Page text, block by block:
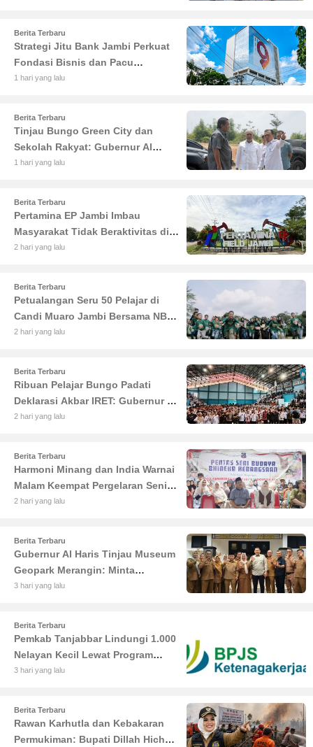
Berita Terbaru
Strategi Jitu Bank Jambi Perkuat
Fondasi Bisnis dan Pacu
Pertumbuhan Ekonomi Jambi
1 hari yang lalu
Berita Terbaru
Tinjau Bungo Green City dan
Sekolah Rakyat: Gubernur Al
Haris Tekankan Sinergi
1 hari yang lalu
Berita Terbaru
Pertamina EP Jambi Imbau
Masyarakat Tidak Beraktivitas di
Atas Jalur Pipa Migas Demi
2 hari yang lalu
Berita Terbaru
Petualangan Seru 50 Pelajar di
Candi Muaro Jambi Bersama NBT
Coal Group
2 hari yang lalu
Berita Terbaru
Ribuan Pelajar Bungo Padati
Deklarasi Akbar IRET: Gubernur Al
Haris Sentil Bahaya Judi Online
2 hari yang lalu
Berita Terbaru
Harmoni Minang dan India Warnai
Malam Keempat Pergelaran Seni
Budaya di Alun-Alun Kuala
2 hari yang lalu
Berita Terbaru
Gubernur Al Haris Tinjau Museum
Geopark Merangin: Minta
Pengelola Genjot Inovasi dan
3 hari yang lalu
Berita Terbaru
Pemkab Tanjabbar Lindungi 1.000
Nelayan Kecil Lewat Program
BPJS Ketenagakerjaan
3 hari yang lalu
Berita Terbaru
Rawan Karhutla dan Kebakaran
Permukiman: Bupati Dillah Hich